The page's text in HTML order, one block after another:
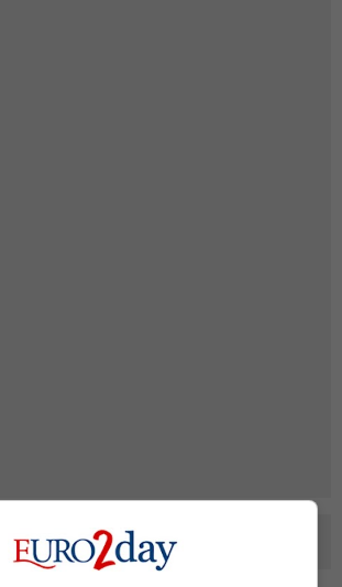
euro2day.gr στο Discover